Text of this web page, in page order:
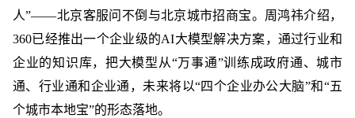
人”——北京客服问不倒与北京城市招商宝。周鸿祎介绍，
360已经推出一个企业级的AI大模型解决方案，通过行业和
企业的知识库，把大模型从“万事通”训练成政府通、城市
通、行业通和企业通，未来将以“四个企业办公大脑”和“五
个城市本地宝”的形态落地。